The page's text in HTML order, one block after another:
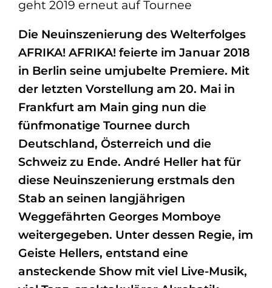
geht 2019 erneut auf Tournee
Die Neuinszenierung des Welterfolges
AFRIKA! AFRIKA! feierte im Januar 2018
in Berlin seine umjubelte Premiere. Mit
der letzten Vorstellung am 20. Mai in
Frankfurt am Main ging nun die
fünfmonatige Tournee durch
Deutschland, Österreich und die
Schweiz zu Ende. André Heller hat für
diese Neuinszenierung erstmals den
Stab an seinen langjährigen
Weggefährten Georges Momboye
weitergegeben. Unter dessen Regie, im
Geiste Hellers, entstand eine
ansteckende Show mit viel Live-Musik,